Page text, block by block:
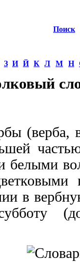
Поиск
З И Й К Л М Н
(верба,
белыми
в